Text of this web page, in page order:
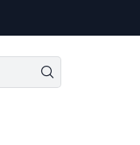
Cargador